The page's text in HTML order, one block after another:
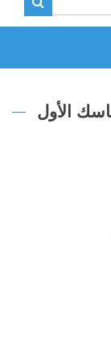
الأول